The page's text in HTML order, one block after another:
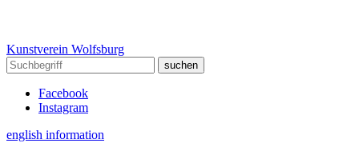
Kunstverein Wolfsburg
Facebook
Instagram
english information